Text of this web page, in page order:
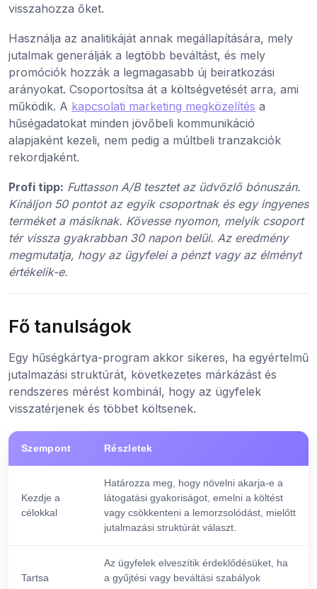
visszahozza őket.
Használja az analitikáját annak megállapítására, mely
jutalmak generálják a legtöbb beváltást, és mely
promóciók hozzák a legmagasabb új beiratkozási
arányokat. Csoportosítsa át a költségvetését arra, ami
működik. A kapcsolati marketing megközelítés a
hűségadatokat minden jövőbeli kommunikáció
alapjaként kezeli, nem pedig a múltbeli tranzakciók
rekordjaként.
Profi tipp: Futtasson A/B tesztet az üdvözlő bónuszán.
Kínáljon 50 pontot az egyik csoportnak és egy ingyenes
terméket a másiknak. Kövesse nyomon, melyik csoport
tér vissza gyakrabban 30 napon belül. Az eredmény
megmutatja, hogy az ügyfelei a pénzt vagy az élményt
értékelik-e.
Fő tanulságok
Egy hűségkártya-program akkor sikeres, ha egyértelmű
jutalmazási struktúrát, következetes márkázást és
rendszeres mérést kombinál, hogy az ügyfelek
visszatérjenek és többet költsenek.
Szempont Részletek
Kezdje a
célokkal
Határozza meg, hogy növelni akarja-e a
látogatási gyakoriságot, emelni a költést
vagy csökkenteni a lemorzsolódást, mielőtt
jutalmazási struktúrát választ.
Tartsa
Az ügyfelek elveszítik érdeklődésüket, ha
a gyűjtési vagy beváltási szabályok